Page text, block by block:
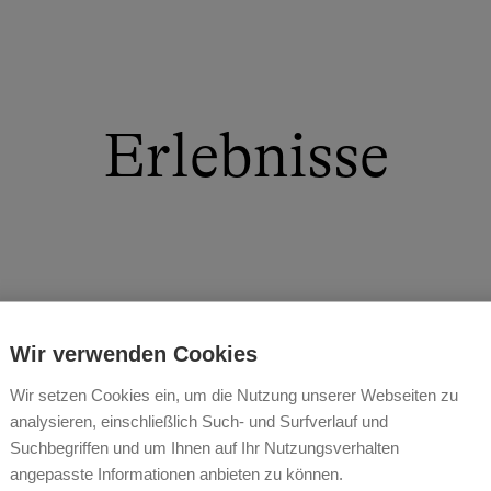
Erlebnisse
Ruhe und Erholung, um den Alltagsstress zu
eine waldreiche Gegend bis hinauf auf die
sehr urigen Alm-und Sennhütten laden mit einer
und Verweilen ein.
Wir verwenden Cookies
Wir setzen Cookies ein, um die Nutzung unserer Webseiten zu
analysieren, einschließlich Such- und Surfverlauf und
Suchbegriffen und um Ihnen auf Ihr Nutzungsverhalten
angepasste Informationen anbieten zu können.